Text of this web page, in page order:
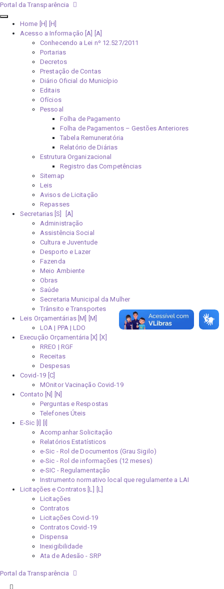
Portal da Transparência
Home [H]
Acesso a Informação [A]
Conhecendo a Lei nº 12.527/2011
Portarias
Decretos
Prestação de Contas
Diário Oficial do Município
Editais
Ofícios
Pessoal
Folha de Pagamento
Folha de Pagamentos – Gestões Anteriores
Tabela Remuneratória
Relatório de Diárias
Estrutura Organizacional
Registro das Competências
Sitemap
Leis
Avisos de Licitação
Repasses
Secretarias [S]
Administração
Assistência Social
Cultura e Juventude
Desporto e Lazer
Fazenda
Meio Ambiente
Obras
Saúde
Secretaria Municipal da Mulher
Trânsito e Transportes
Leis Orçamentárias [M]
LOA | PPA | LDO
Execução Orçamentária [X]
RREO | RGF
Receitas
Despesas
Covid-19
MOnitor Vacinação Covid-19
Contato [N]
Perguntas e Respostas
Telefones Úteis
E-Sic [I]
Acompanhar Solicitação
Relatórios Estatísticos
e-Sic - Rol de Documentos (Grau Sigilo)
e-Sic - Rol de informações (12 meses)
e-SIC - Regulamentação
Instrumento normativo local que regulamente a LAI
Licitações e Contratos [L]
Licitações
Contratos
Licitações Covid-19
Contratos Covid-19
Dispensa
Inexigibilidade
Ata de Adesão - SRP
Portal da Transparência